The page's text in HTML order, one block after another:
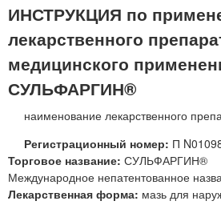
ИНСТРУКЦИЯ по
лекарственного
медицинского
СУЛЬФАРГИН®
наименование лекарственного
Регистрационный номер: П
Торговое название: СУЛЬФАРГИН®
Международное непатентованное
Лекарственная форма: мазь для